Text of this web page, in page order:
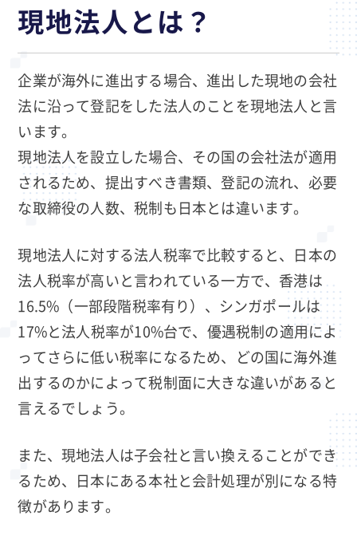
現地法人とは？
企業が海外に進出する場合、進出した現地の会社
法に沿って登記をした法人のことを現地法人と言
います。
現地法人を設立した場合、その国の会社法が適用
されるため、提出すべき書類、登記の流れ、必要
な取締役の人数、税制も日本とは違います。
現地法人に対する法人税率で比較すると、日本の
法人税率が高いと言われている一方で、香港は
16.5%（一部段階税率有り）、シンガポールは
17%と法人税率が10%台で、優遇税制の適用によ
ってさらに低い税率になるため、どの国に海外進
出するのかによって税制面に大きな違いがあると
言えるでしょう。
また、現地法人は子会社と言い換えることができ
るため、日本にある本社と会計処理が別になる特
徴があります。